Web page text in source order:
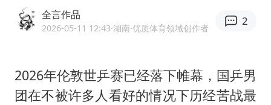
“新疆阿勒泰八月能滑雪”不实
山东一元代青花杯离奇失踪
我国外贸延续良好增长态势
全言作品
2026-05-11 12:43·湖南·优质体育领域创作者
2
2026年伦敦世乒赛已经落下帷幕，国乒男
团在不被许多人看好的情况下历经苦战最